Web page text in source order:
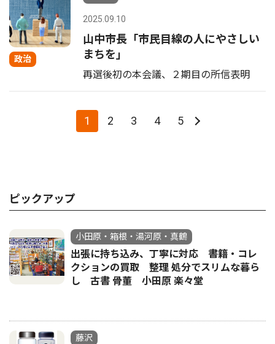
政治
2025.09.10
山中市長「市民目線の人にやさしい
まちを」
再選後初の本会議、２期目の所信表明
1 2 3 4 5
ピックアップ
小田原・箱根・湯河原・真鶴
出張に持ち込み、丁寧に対応 書籍・コレ
クションの買取 整理 処分でスリムな暮ら
し 古書 骨董 小田原 楽々堂
藤沢